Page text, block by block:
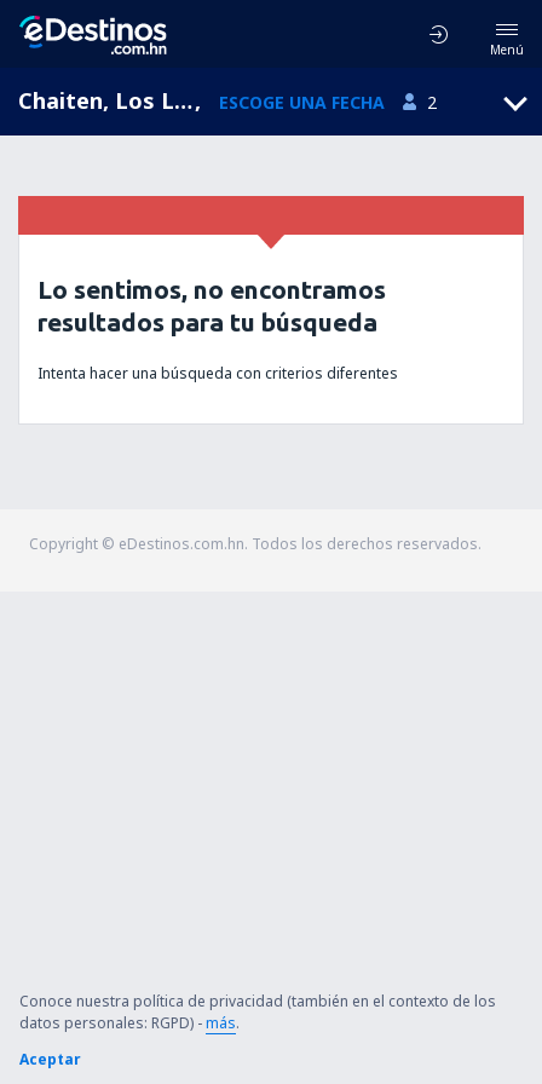
Menú
Chaiten, Los Lagos, Chile, ESCOGE UNA FECHA 2
Lo sentimos, no encontramos
resultados para tu búsqueda
Intenta hacer una búsqueda con criterios diferentes
Copyright © eDestinos.com.hn. Todos los derechos reservados.
Conoce nuestra política de privacidad (también en el contexto de los
datos personales: RGPD) -más.
Aceptar